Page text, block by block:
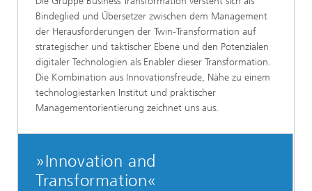
Bindeglied und Übersetzer zwischen dem Management
der Herausforderungen der Twin-Transformation auf
strategischer und taktischer Ebene und den Potenzialen
digitaler Technologien als Enabler dieser Transformation.
Die Kombination aus Innovationsfreude, Nähe zu einem
technologiestarken Institut und praktischer
Managementorientierung zeichnet uns aus.
»Innovation and
Transformation«